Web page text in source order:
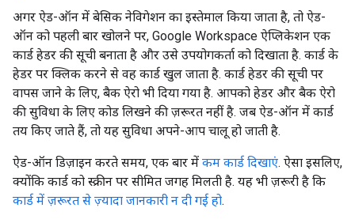
अगर ऐड-ऑन में बेसिक नेविगेशन का इस्तेमाल किया जाता है, तो ऐड-
ऑन को पहली बार खोलने पर, Google Workspace ऐप्लिकेशन एक
कार्ड हेडर की सूची बनाता है और उसे उपयोगकर्ता को दिखाता है. कार्ड के
हेडर पर क्लिक करने से वह कार्ड खुल जाता है. कार्ड हेडर की सूची पर
वापस जाने के लिए, बैक ऐरो भी दिया गया है. आपको हेडर और बैक ऐरो
की सुविधा के लिए कोड लिखने की ज़रूरत नहीं है. जब ऐड-ऑन में कार्ड
तय किए जाते हैं, तो यह सुविधा अपने-आप चालू हो जाती है.
ऐड-ऑन डिज़ाइन करते समय, एक बार में कम कार्ड दिखाएं. ऐसा इसलिए,
क्योंकि कार्ड को स्क्रीन पर सीमित जगह मिलती है. यह भी ज़रूरी है कि
कार्ड में ज़रूरत से ज़्यादा जानकारी न दी गई हो.